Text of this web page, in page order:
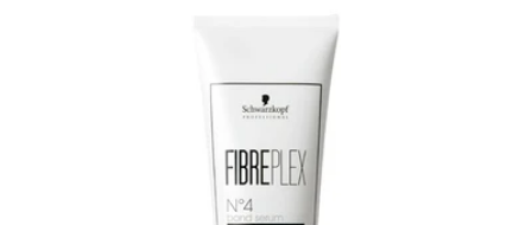
ーダルで0のメディアを開く